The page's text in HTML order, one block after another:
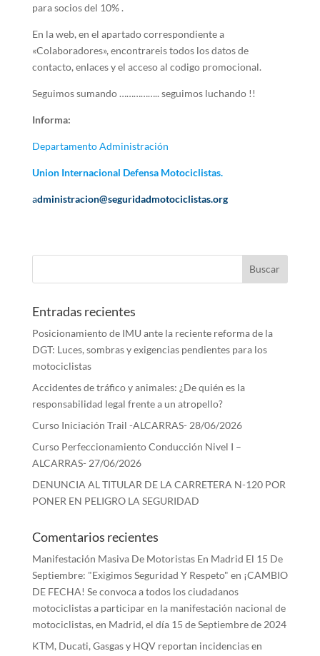
para socios del 10% .
En la web, en el apartado correspondiente a
«Colaboradores», encontrareis todos los datos de
contacto, enlaces y el acceso al codigo promocional.
Seguimos sumando …………….. seguimos luchando !!
Informa:
Departamento Administración
Union Internacional Defensa Motociclistas.
administracion@seguridadmotociclistas.org
Entradas recientes
Posicionamiento de IMU ante la reciente reforma de la
DGT: Luces, sombras y exigencias pendientes para los
motociclistas
Accidentes de tráfico y animales: ¿De quién es la
responsabilidad legal frente a un atropello?
Curso Iniciación Trail -ALCARRAS- 28/06/2026
Curso Perfeccionamiento Conducción Nivel I –
ALCARRAS- 27/06/2026
DENUNCIA AL TITULAR DE LA CARRETERA N-120 POR
PONER EN PELIGRO LA SEGURIDAD
Comentarios recientes
Manifestación Masiva De Motoristas En Madrid El 15 De
Septiembre: "Exigimos Seguridad Y Respeto" en ¡CAMBIO
DE FECHA! Se convoca a todos los ciudadanos
motociclistas a participar en la manifestación nacional de
motociclistas, en Madrid, el día 15 de Septiembre de 2024
KTM, Ducati, Gasgas y HQV reportan incidencias en